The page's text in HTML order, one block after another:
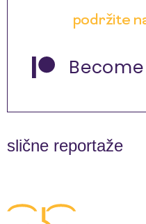
podržite
slične reportaže